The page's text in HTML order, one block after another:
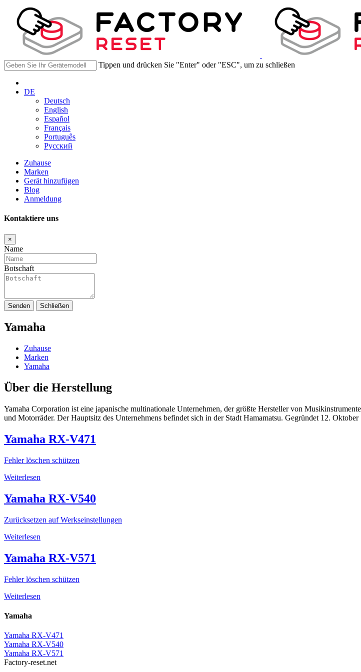
Tippen und drücken Sie "Enter" oder "ESC", um zu schließen
DE
Deutsch
English
Español
Français
Português
Русский
Zuhause
Marken
Gerät hinzufügen
Blog
Anmeldung
Kontaktiere uns
×
Name
Botschaft
Senden Schließen
Yamaha
Zuhause
Marken
Yamaha
Über die Herstellung
Yamaha Corporation ist eine japanische multinationale Unternehmen, der größte Hersteller von
und Motorräder. Der Hauptsitz des Unternehmens befindet sich in der Stadt Hamamatsu. Gegründet 12. Oktober
Yamaha RX-V471
Fehler löschen schützen
Weiterlesen
Yamaha RX-V540
Zurücksetzen auf Werkseinstellungen
Weiterlesen
Yamaha RX-V571
Fehler löschen schützen
Weiterlesen
Yamaha
Yamaha RX-V471
Yamaha RX-V540
Yamaha RX-V571
Factory-reset.net